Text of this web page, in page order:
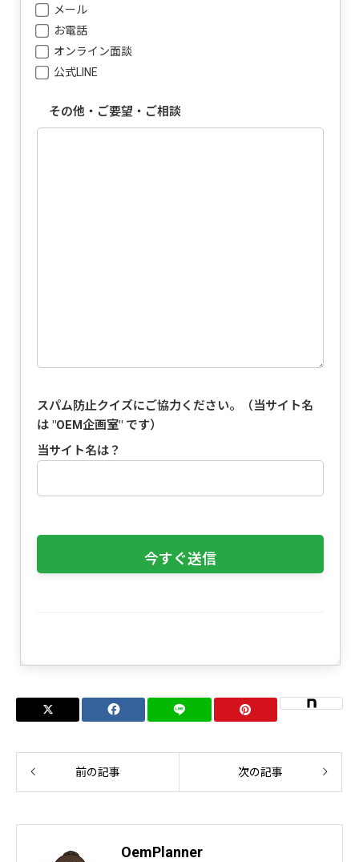
メール
お電話
オンライン面談
公式LINE
その他・ご要望・ご相談
スパム防止クイズにご協力ください。（当サイト名
は "OEM企画室" です）
当サイト名は？
前の記事 次の記事
OemPlanner